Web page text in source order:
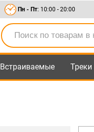
Пн - Пт: 10:00 - 20:00
Встраиваемые Треки